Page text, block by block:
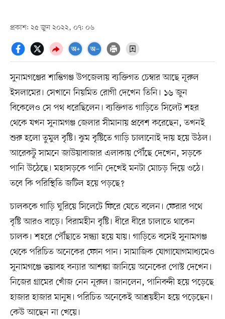
প্রকাশ: ২৫ জুন ২০২২, ০৭: ০৬
সুনামগঞ্জের শান্তিগঞ্জ উপজেলায় ব্যক্তিগত চেম্বার আছে নূরুল
ইসলামের। সেখানে নিয়মিত রোগী দেখেন তিনি। ১৬ জুন
বিকেলেও সে পথ ধরেছিলেন। ব্যক্তিগত গাড়িতে সিলেট শহর
থেকে যখন সুনামগঞ্জ জেলার সীমানায় প্রবেশ করেছেন, তখনই
শুরু হলো তুমুল বৃষ্টি। ঝুম বৃষ্টিতে গাড়ি চালানোই দায় হয়ে উঠল।
আরেকটু সামনে জাউয়াবাজার এলাকায় পৌঁছে দেখেন, সড়কে
পানি উঠেছে। মহাসড়কে পানি দেখেই মনটা মোচড় দিয়ে ওঠে।
তবে কি পরিস্থিতি জটিল হয়ে পড়ছে?
চালককে গাড়ি ঘুরিয়ে সিলেটে ফিরে যেতে বলেন। ফেরার পথে
বৃষ্টি আরও বাড়ে। বিরামহীন বৃষ্টি। ধীরে ধীরে চালাতে থাকেন
চালক। শহরে পৌঁছাতে সন্ধ্যা হয়ে যায়। গাড়িতে বসেই সুনামগঞ্জ
থেকে পরিচিত অনেকের ফোন পান। সামাজিক যোগাযোগমাধ্যমেও
সুনামগঞ্জে ভয়াবহ বন্যার আশঙ্কা জানিয়ে অনেকের পোস্ট দেখেন।
নিজের গ্রামের খোঁজ নেন নূরুল। জানলেন, পানিবন্দী হয়ে পড়েছে
হাজার হাজার মানুষ। পরিচিত অনেকেই আশ্রয়হীন হয়ে পড়েছেন।
কেউ আছেন না খেয়ে।